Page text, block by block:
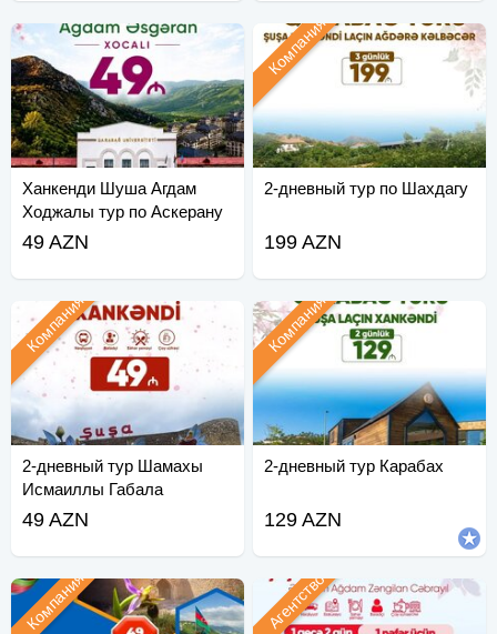
Ханкенди Шуша Агдам
Ходжалы тур по Аскерану
49 AZN
2-дневный тур по Шахдагу
Компания
199 AZN
2-дневный тур Шамахы
Исмаиллы Габала
Компания
49 AZN
2-дневный тур Карабах
Компания
129 AZN
Компания Агентство